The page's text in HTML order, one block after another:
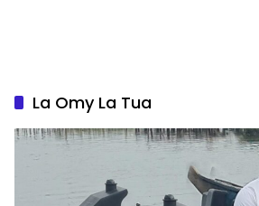
La Omy La Tua